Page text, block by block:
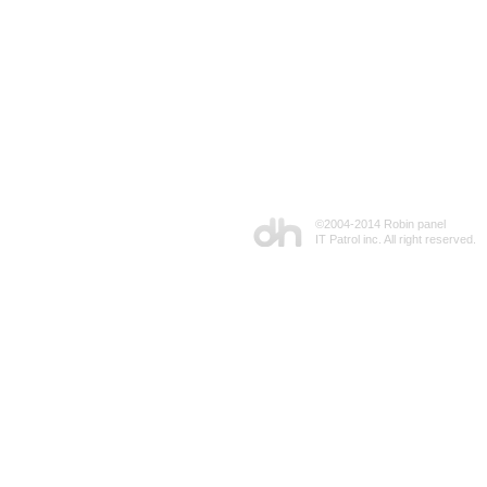
©2004-2014 Robin panel
IT Patrol inc. All right reserved.